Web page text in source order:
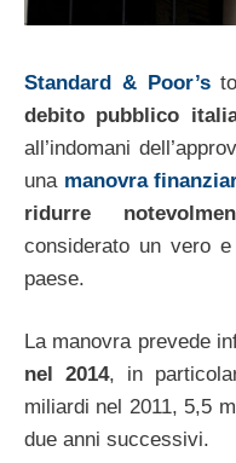
Standard & Poor’s
debito pubblico
all’indomani
una manovra
ridurre
considerato un vero
paese.
La manovra prevede
nel 2014, in
miliardi nel 2011, 5,5
due anni successivi.